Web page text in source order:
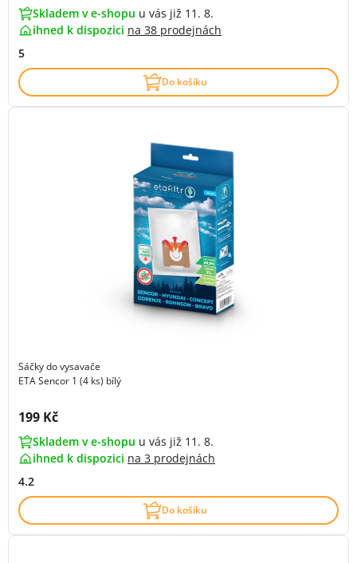
Skladem v e-shopu u vás již 11. 8.
ihned k dispozici na 38 prodejnách
5
Do košíku
Sáčky do vysavače
ETA Sencor 1 (4 ks) bílý
Cena s DPH:
199 Kč
Skladem v e-shopu u vás již 11. 8.
ihned k dispozici na 3 prodejnách
4.2
Do košíku